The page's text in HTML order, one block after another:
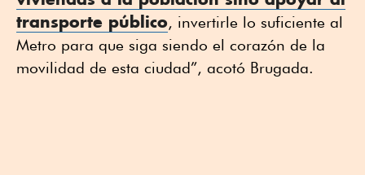
transporte público, invertirle lo suficiente al
Metro para que siga siendo el corazón de la
movilidad de esta ciudad”, acotó Brugada.